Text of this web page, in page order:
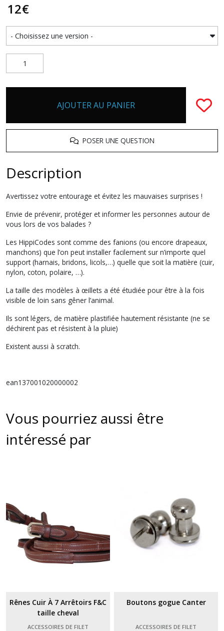
12€
AJOUTER AU PANIER
POSER UNE QUESTION
Description
Avertissez votre entourage et évitez les mauvaises surprises !
Envie de prévenir, protéger et informer les personnes autour de
vous lors de vos balades ?
Les HippiCodes sont comme des fanions (ou encore drapeaux,
manchons) que l’on peut installer facilement sur n’importe quel
support (harnais, bridons, licols,…) quelle que soit la matière (cuir,
nylon, coton, polaire, …).
La taille des modèles à œillets a été étudiée pour être à la fois
visible de loin sans gêner l’animal.
Ils sont légers, de matière plastifiée hautement résistante (ne se
déchirent pas et résistent à la pluie)
Existent aussi à scratch.
ean137001020000002
Vous pourriez aussi être
intéressé par
Rênes Cuir À 7 Arrêtoirs F&C
taille cheval
ACCESSOIRES DE FILET
Boutons gogue Canter
ACCESSOIRES DE FILET